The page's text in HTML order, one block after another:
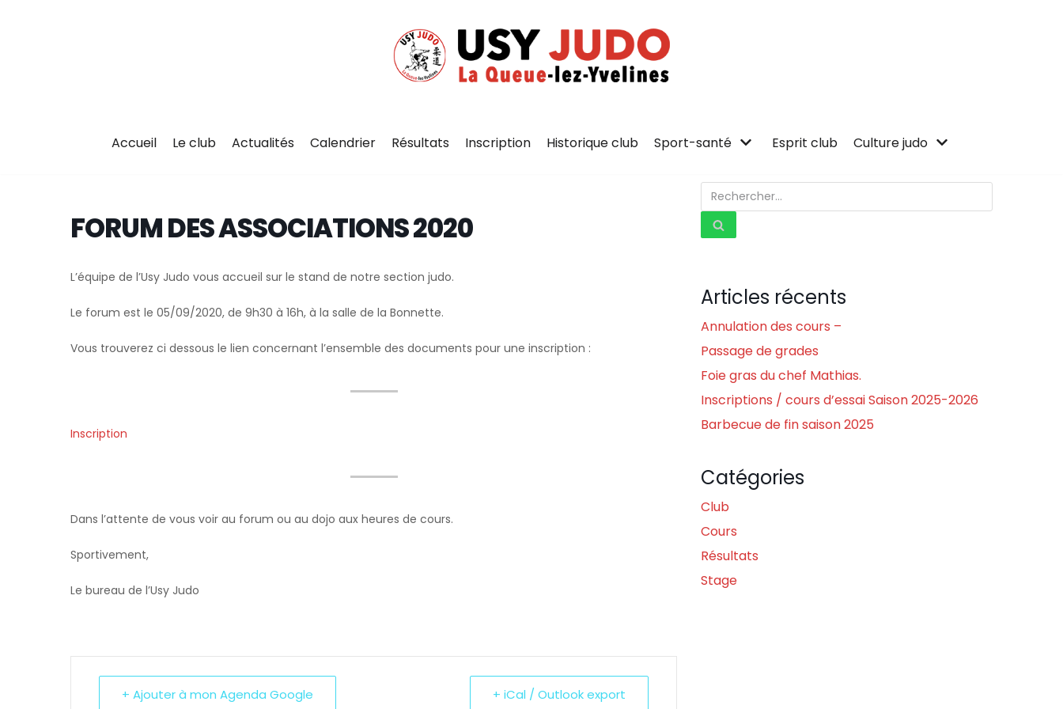
Accueil Le club Actualités Calendrier Résultats Inscription Historique club Sport-santé Esprit club Culture judo
FORUM DES ASSOCIATIONS 2020
L’équipe de l’Usy Judo vous accueil sur le stand de notre section judo.
Le forum est le 05/09/2020, de 9h30 à 16h, à la salle de la Bonnette.
Vous trouverez ci dessous le lien concernant l’ensemble des documents pour une inscription :
Inscription
Dans l’attente de vous voir au forum ou au dojo aux heures de cours.
Sportivement,
Le bureau de l’Usy Judo
+ Ajouter à mon Agenda Google + iCal / Outlook export
Articles récents
Annulation des cours –
Passage de grades
Foie gras du chef Mathias.
Inscriptions / cours d’essai Saison 2025-2026
Barbecue de fin saison 2025
Catégories
Club
Cours
Résultats
Stage